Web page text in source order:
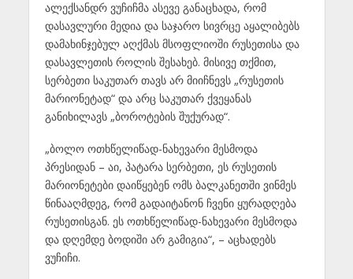
ალექსანდრ ვუჩიჩმა ასევე განაცხადა, რომ
დასავლური მედია და საჯარო სივრცე აყალიბებს
დამახინჯებულ აღქმას მსოფლიოში რუსეთისა და
დასავლეთის როლის შესახებ. მისივე თქმით,
სერბეთი საკუთარ თავს არ მიიჩნევს „რუსეთის
მარიონეტად“ და არც საკუთარ ქვეყანას
განიხილავს „ბოროტების შუქურად“.
„ბოლო ოთხწელიწად-ნახევარი მესმოდა
პრესიდან – აი, პატარა სერბეთი, ეს რუსეთის
მარიონეტები დაიწყებენ ომს ბალკანეთში ვინმეს
წინააღმდეგ, რომ გადაიტანონ ჩვენი ყურადღება
რუსეთისგან. ეს ოთხწელიწად-ნახევარი მესმოდა
და დღემდე ბოდიში არ გამიგია“, – აცხადებს
ვუჩიჩი.